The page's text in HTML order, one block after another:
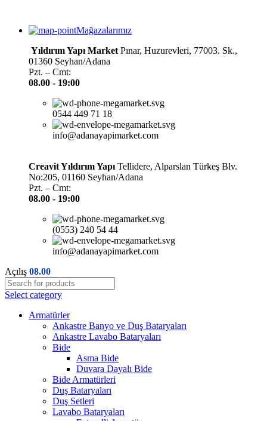
Mağazalarımız
Yıldırım Yapı Market Pınar, Huzurevleri, 77003. Sk.,
01360 Seyhan/Adana
Pzt. – Cmt:
08.00 - 19:00
0544 449 71 18
info@adanayapimarket.com
Creavit Yıldırım Yapı Tellidere, Alparslan Türkeş Blv.
No:205, 01160 Seyhan/Adana
Pzt. – Cmt:
08.00 - 19:00
(0553) 240 54 44
info@adanayapimarket.com
Açılış 08.00
Select category
Armatürler
Ankastre Banyo ve Duş Bataryaları
Ankastre Lavabo Bataryaları
Bide
Asma Bide
Duvara Dayalı Bide
Bide Armatürleri
Duş Bataryaları
Duş Setleri
Lavabo Bataryaları